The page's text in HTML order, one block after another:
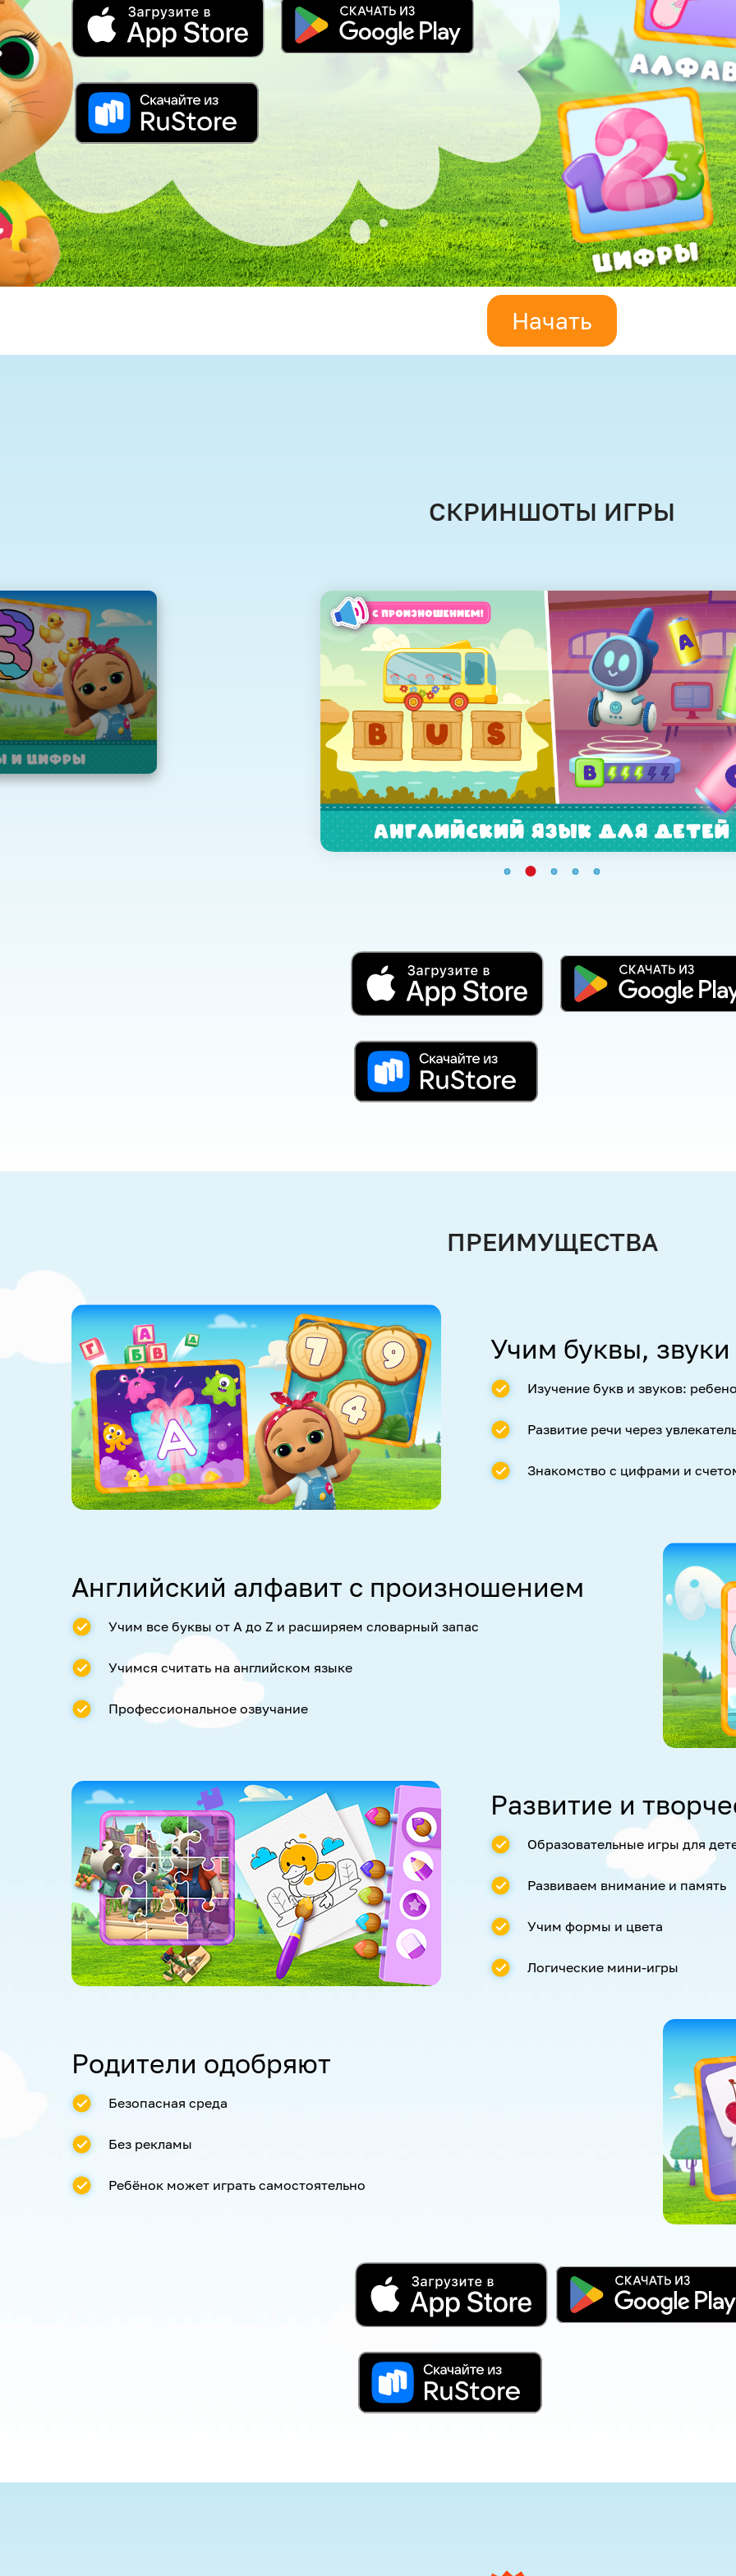
Начать
СКРИНШОТЫ ИГРЫ
ПРЕИМУЩЕСТВА
Учим буквы,
Изучение букв и звуков:
Развитие речи через
Знакомство с цифрами и
Английский алфавит с произношением
Учим все буквы от A до Z и расширяем словарный запас
Учимся считать на английском языке
Профессиональное озвучание
Развитие и
Образовательные игры для
Развиваем внимание и память
Учим формы и цвета
Логические мини-игры
Родители одобряют
Безопасная среда
Без рекламы
Ребёнок может играть самостоятельно